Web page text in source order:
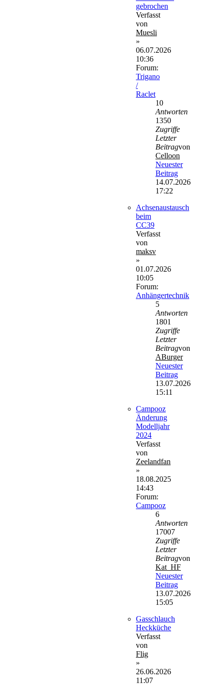
gebrochen
Verfasst
von
Muesli
»
06.07.2026
10:36
Forum:
Trigano
/
Raclet
10
Antworten
1350
Zugriffe
Letzter
Beitragvon
Celloon
Neuester
Beitrag
14.07.2026
17:22
Achsenaustausch
beim
CC39
Verfasst
von
maksv
»
01.07.2026
10:05
Forum:
Anhängertechnik
5
Antworten
1801
Zugriffe
Letzter
Beitragvon
ABurger
Neuester
Beitrag
13.07.2026
15:11
Campooz
Änderung
Modelljahr
2024
Verfasst
von
Zeelandfan
»
18.08.2025
14:43
Forum:
Campooz
6
Antworten
17007
Zugriffe
Letzter
Beitragvon
Kat_HF
Neuester
Beitrag
13.07.2026
15:05
Gasschlauch
Heckküche
Verfasst
von
Flig
»
26.06.2026
11:07